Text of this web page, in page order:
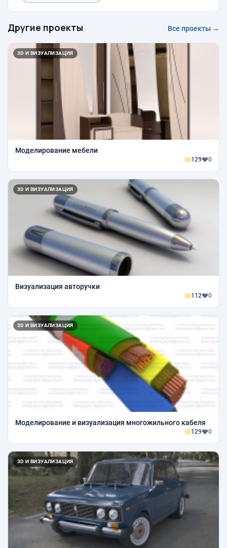
Другие проекты Все проекты →
3D И ВИЗУАЛИЗАЦИЯ
Моделирование мебели
129 0
3D И ВИЗУАЛИЗАЦИЯ
Визуализация авторучки
112 0
3D И ВИЗУАЛИЗАЦИЯ
Моделирование и визуализация многожильного кабеля
129 0
3D И ВИЗУАЛИЗАЦИЯ